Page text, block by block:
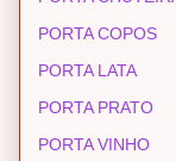
PORTA COPOS
PORTA LATA
PORTA PRATO
PORTA VINHO